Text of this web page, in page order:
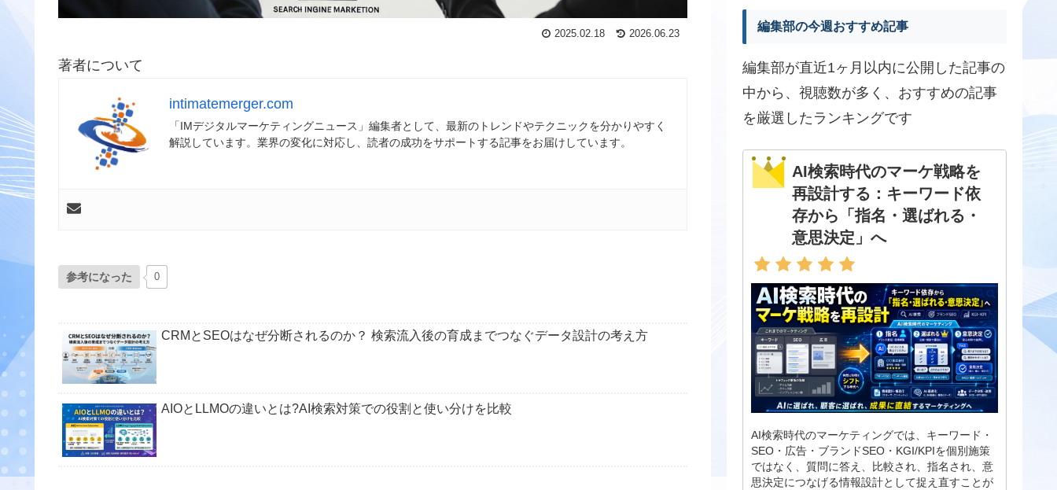
2025.02.18 2026.06.23
著者について
intimatemerger.com
「IMデジタルマーケティングニュース」編集者として、最新のトレンドやテクニックを分かりやすく
解説しています。業界の変化に対応し、読者の成功をサポートする記事をお届けしています。
参考になった 0
CRMとSEOはなぜ分断されるのか？ 検索流入後の育成までつなぐデータ設計の考え方
AIOとLLMOの違いとは?AI検索対策での役割と使い分けを比較
編集部の今週おすすめ記事
編集部が直近1ヶ月以内に公開した記事の
中から、視聴数が多く、おすすめの記事
を厳選したランキングです
AI検索時代のマーケ戦略を
再設計する：キーワード依
存から「指名・選ばれる・
意思決定」へ
AI検索時代のマーケティングでは、キーワード・
SEO・広告・ブランドSEO・KGI/KPIを個別施策
ではなく、質問に答え、比較され、指名され、意
思決定につなげる情報設計として捉え直すことが